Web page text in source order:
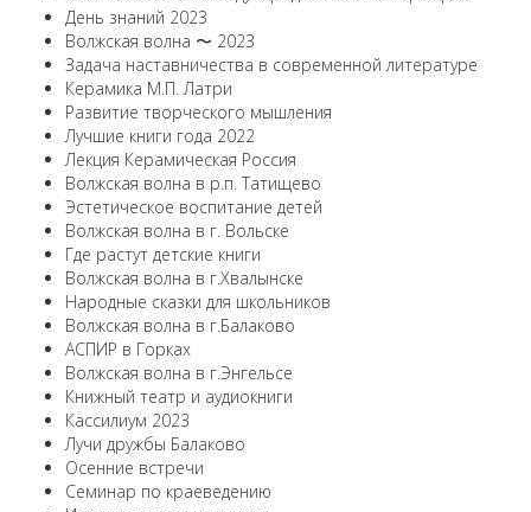
День знаний 2023
Волжская волна 〜 2023
Задача наставничества в современной литературе
Керамика М.П. Латри
Развитие творческого мышления
Лучшие книги года 2022
Лекция Керамическая Россия
Волжская волна в р.п. Татищево
Эстетическое воспитание детей
Волжская волна в г. Вольске
Где растут детские книги
Волжская волна в г.Хвалынске
Народные сказки для школьников
Волжская волна в г.Балаково
АСПИР в Горках
Волжская волна в г.Энгельсе
Книжный театр и аудиокниги
Кассилиум 2023
Лучи дружбы Балаково
Осенние встречи
Семинар по краеведению